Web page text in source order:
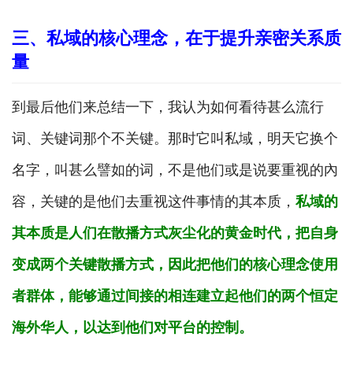
三、私域的核心理念，在于提升亲密关系质
量
到最后他们来总结一下，我认为如何看待甚么流行
词、关键词那个不关键。那时它叫私域，明天它换个
名字，叫甚么譬如的词，不是他们或是说要重视的內
容，关键的是他们去重视这件事情的其本质， 私域的
其本质是人们在散播方式灰尘化的黄金时代，把自身
变成两个关键散播方式，因此把他们的核心理念使用
者群体，能够通过间接的相连建立起他们的两个恒定
海外华人，以达到他们对平台的控制。